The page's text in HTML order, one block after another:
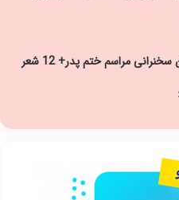
24 بهترین متن سخنرانی مراسم ختم پدر+ 12 شعر